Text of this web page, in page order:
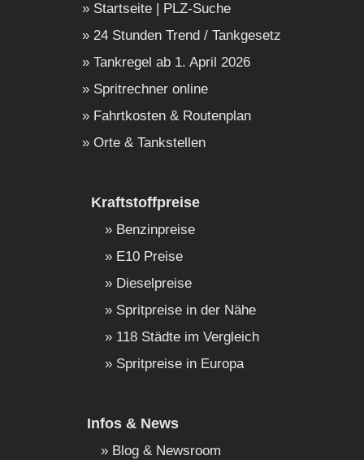
Startseite | PLZ-Suche
24 Stunden Trend / Tankgesetz
Tankregel ab 1. April 2026
Spritrechner online
Fahrtkosten & Routenplan
Orte & Tankstellen
Kraftstoffpreise
Benzinpreise
E10 Preise
Dieselpreise
Spritpreise in der Nähe
118 Städte im Vergleich
Spritpreise in Europa
Infos & News
Blog & Newsroom